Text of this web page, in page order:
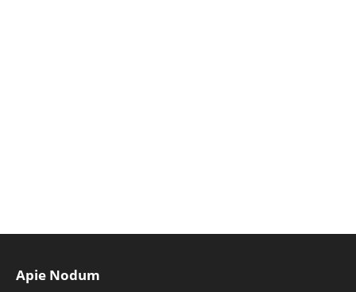
Apie Nodum